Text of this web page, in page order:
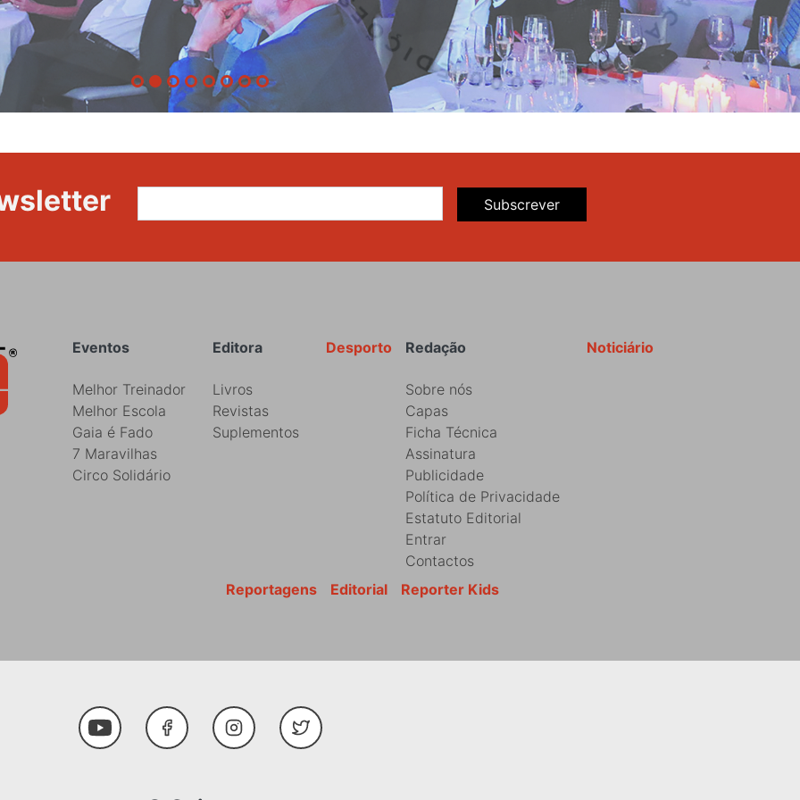
Subscrever
Rodapé Noticiário
Redação
Sobre nós
Capas
Ficha Técnica
Assinatura
Publicidade
Política de Privacidade
Estatuto Editorial
Entrar
Contactos
Desporto
Editora
Livros
Revistas
Suplementos
Eventos
Melhor Treinador
Melhor Escola
Gaia é Fado
7 Maravilhas
Circo Solidário
Reporter Kids
Editorial
Reportagens
Youtube FacebookInstagramTwitter